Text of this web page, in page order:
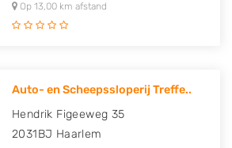
Op 13,00 km afstand
Auto- en Scheepssloperij Treffe..
Hendrik Figeeweg 35
2031BJ Haarlem